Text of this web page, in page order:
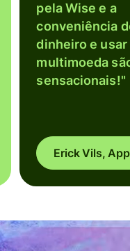
pela Wise e a
conveniência
dinheiro e
multimoeda
sensacionais!"
Erick Vils,